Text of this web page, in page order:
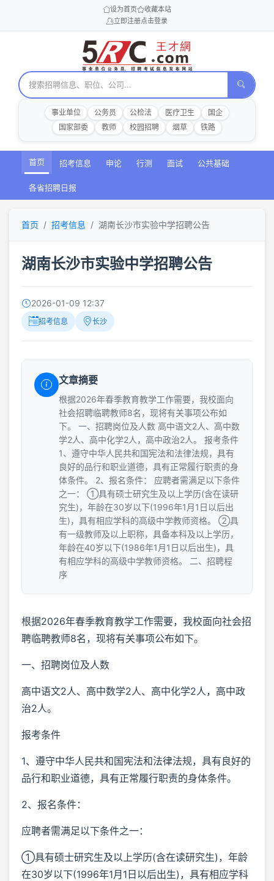
设为首页
收藏本站
立即注册点击登录
事业单位 公务员 公检法 医疗卫生
国企
国家部委
教师 校园招聘 烟草 铁路
首页 招考信息 申论 行测 面试 公共基础
各省招聘日报
首页 招考信息 湖南长沙市实验中学招聘公告
湖南长沙市实验中学招聘公告
2026-01-09 12:37
招考信息 长沙
文章摘要
根据2026年春季教育教学工作需要，我校面向
社会招聘临聘教师8名，现将有关事项公布如
下。 一、招聘岗位及人数 高中语文2人、高中数
学2人、高中化学2人，高中政治2人。 报考条件
1、遵守中华人民共和国宪法和法律法规，具有
良好的品行和职业道德，具有正常履行职责的身
体条件。 2、报名条件： 应聘者需满足以下条件
之一： ①具有硕士研究生及以上学历(含在读研
究生)，年龄在30岁以下(1996年1月1日以后出
生)，具有相应学科的高级中学教师资格。 ②具
有一级教师及以上职称，具备本科及以上学历，
年龄在40岁以下(1986年1月1日以后出生)，具
有相应学科的高级中学教师资格。 二、招聘程
序
根据2026年春季教育教学工作需要，我校面向社会招
聘临聘教师8名，现将有关事项公布如下。
一、招聘岗位及人数
高中语文2人、高中数学2人、高中化学2人，高中政
治2人。
报考条件
1、遵守中华人民共和国宪法和法律法规，具有良好的
品行和职业道德，具有正常履行职责的身体条件。
2、报名条件：
应聘者需满足以下条件之一：
①具有硕士研究生及以上学历(含在读研究生)，年龄
在30岁以下(1996年1月1日以后出生)，具有相应学科